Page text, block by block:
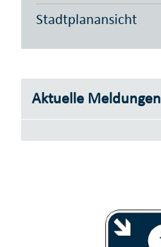
Stadtplanansicht
Aktuelle Meldungen